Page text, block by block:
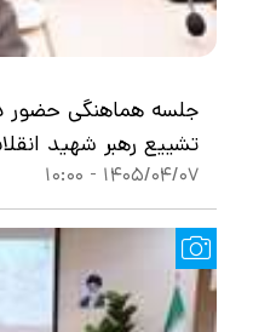
جلسه هماهنگی حضور
تشییع رهبر شهید
1405/04/07 - 10:00